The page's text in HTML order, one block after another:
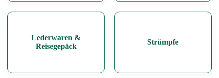
Lederwaren &
Reisegepäck
Strümpfe